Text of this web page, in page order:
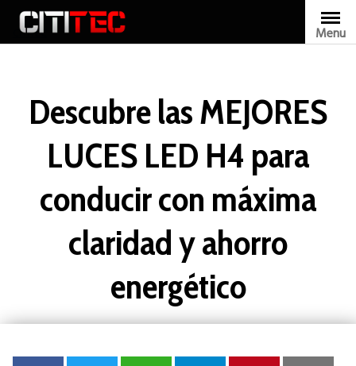
Skip
content
Menu
CITITEC
Descubre las MEJORES
LUCES LED H4 para
conducir con máxima
claridad y ahorro
energético